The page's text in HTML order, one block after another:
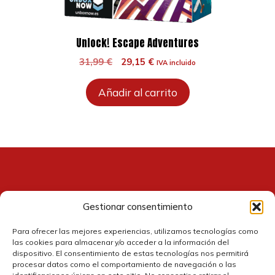
Gestionar consentimiento
Para ofrecer las mejores experiencias, utilizamos tecnologías como
las cookies para almacenar y/o acceder a la información del
dispositivo. El consentimiento de estas tecnologías nos permitirá
procesar datos como el comportamiento de navegación o las
Unlock! Escape Adventures
31,99€
El
original
era:
29,15 €El
actual
es:
IVA incluido
Añadir al carrito
Contacto